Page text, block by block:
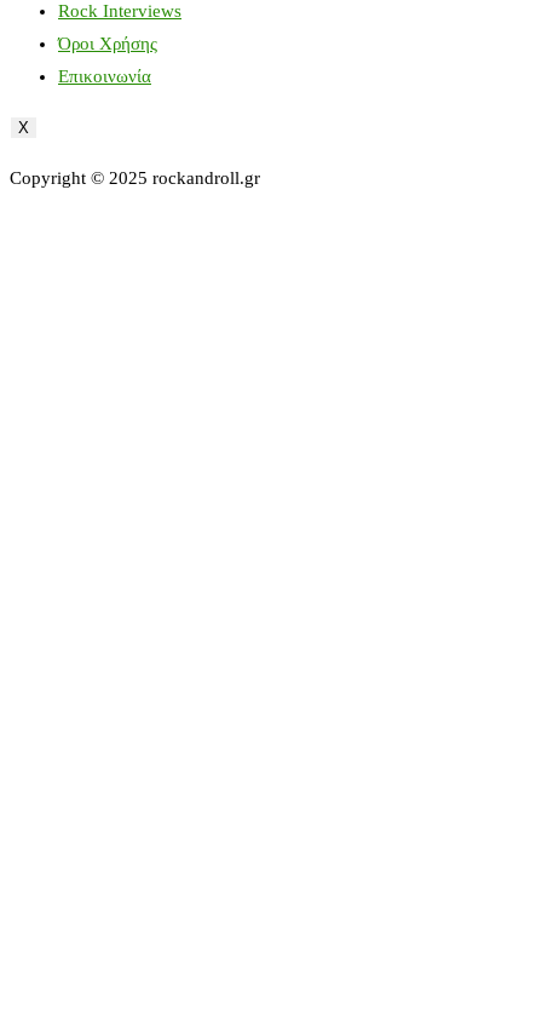
Rock Interviews
Όροι Χρήσης
Επικοινωνία
X
Copyright © 2025 rockandroll.gr